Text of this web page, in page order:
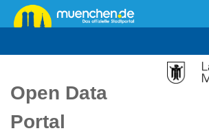
Überspringen
zum
Open Data
Portal